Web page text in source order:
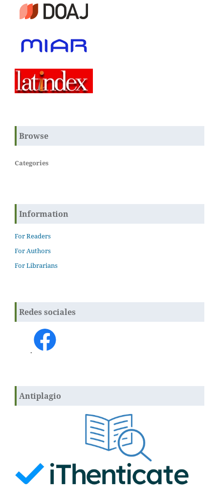
Browse
Categories
Information
For Readers
For Authors
For Librarians
Redes sociales
.
Antiplagio